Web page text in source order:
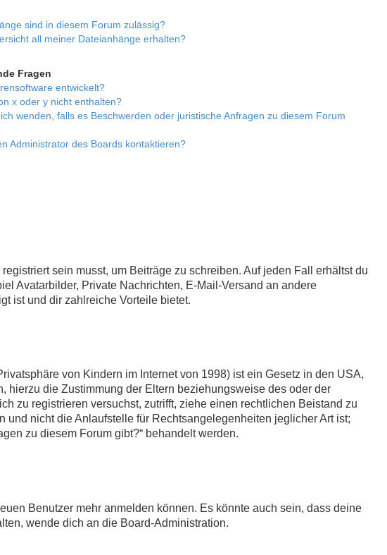
sind in diesem Forum zulässig?
all meiner Dateianhänge erhalten?
Fragen
entwickelt?
x oder y nicht enthalten?
wenden, falls es Beschwerden oder juristische Anfragen zu diesem Forum
Administrator des Boards kontaktieren?
sein musst, um Beiträge zu schreiben. Auf jeden Fall erhältst du
Avatarbilder, Private Nachrichten, E-Mail-Versand an andere
ist und dir zahlreiche Vorteile bietet.
von Kindern im Internet von 1998) ist ein Gesetz in den USA,
die Zustimmung der Eltern beziehungsweise des oder der
zu registrieren versuchst, zutrifft, ziehe einen rechtlichen Beistand zu
nicht die Anlaufstelle für Rechtsangelegenheiten jeglicher Art ist;
zu diesem Forum gibt?“ behandelt werden.
Benutzer mehr anmelden können. Es könnte auch sein, dass deine
wende dich an die Board-Administration.